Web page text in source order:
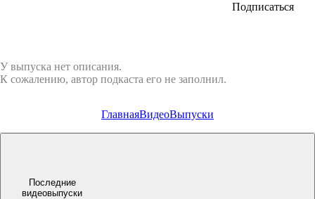
Подписаться
У выпуска нет описания.
К сожалению, автор подкаста его не заполнил.
ГлавнаяВидеоВыпуски
Последние
видеовыпуски